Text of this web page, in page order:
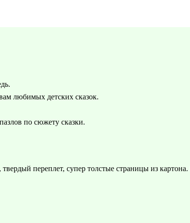
любимых детских сказок.
по сюжету сказки.
твердый переплет, супер толстые страницы из